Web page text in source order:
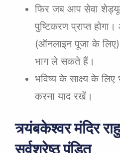
फिर जब आप सेवा
पुष्टिकरण प्राप्त
(ऑनलाइन पूजा के
भाग ले सकते हैं।
भविष्य के साक्ष्य के
करना याद रखें।
त्र्यंबकेश्वर मंदिर
सर्वश्रेष्ठ पंडित